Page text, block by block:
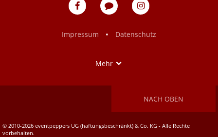
eventpeppers
Blog
eventpeppers
Impressum
• Datenschutz
Mehr
NACH OBEN
© 2010-2026 eventpeppers UG (haftungsbeschränkt) & Co. KG - Alle Rechte
vorbehalten.